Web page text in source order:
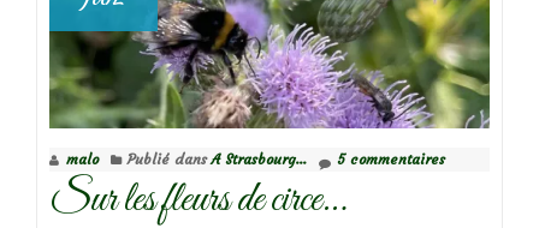
malo Publié dansA Strasbourg... 5 commentaires
Sur les fleurs de circe…